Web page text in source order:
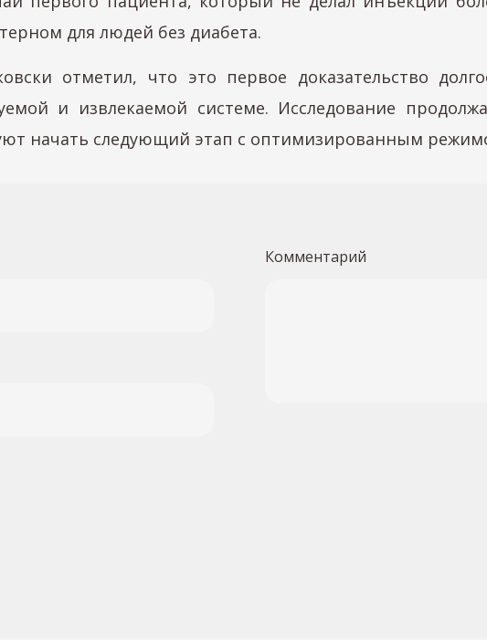
для людей без диабета.
отметил, что это первое доказательство
и извлекаемой системе. Исследование
начать следующий этап с оптимизированным
Комментарий